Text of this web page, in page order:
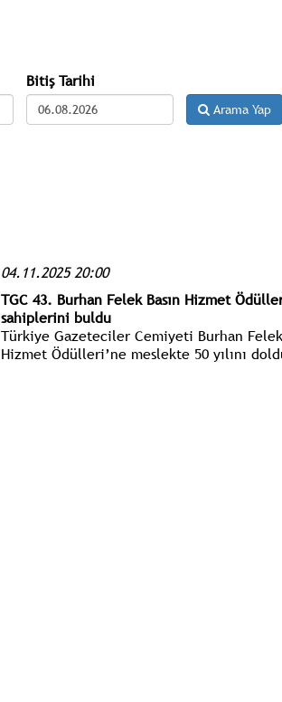
Bitiş Tarihi
Arama Yap
04.11.2025 20:00
TGC 43. Burhan Felek Basın Hizmet
sahiplerini buldu
Türkiye Gazeteciler Cemiyeti Burhan Felek
Hizmet Ödülleri’ne meslekte 50 yılını